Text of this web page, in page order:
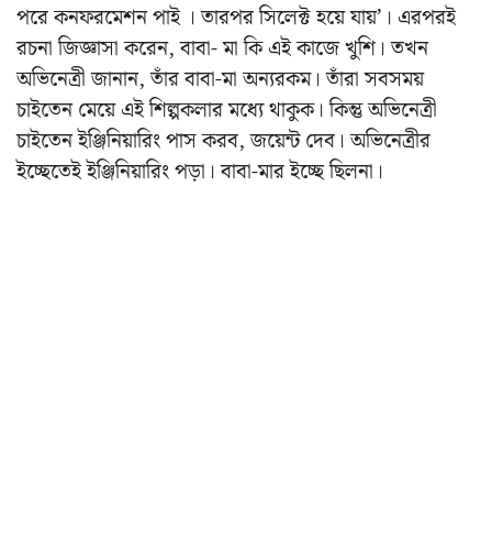
পরে কনফরমেশন পাই । তারপর সিলেক্ট হয়ে যায়’। এরপরই
রচনা জিজ্ঞাসা করেন, বাবা- মা কি এই কাজে খুশি। তখন
অভিনেত্রী জানান, তাঁর বাবা-মা অন্যরকম। তাঁরা সবসময়
চাইতেন মেয়ে এই শিল্পকলার মধ্যে থাকুক। কিন্তু অভিনেত্রী
চাইতেন ইঞ্জিনিয়ারিং পাস করব, জয়েন্ট দেব। অভিনেত্রীর
ইচ্ছেতেই ইঞ্জিনিয়ারিং পড়া। বাবা-মার ইচ্ছে ছিলনা।